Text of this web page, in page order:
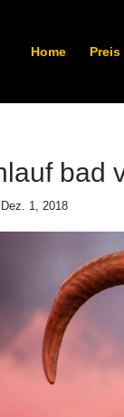
Home Preis
bad
Dez. 1, 2018